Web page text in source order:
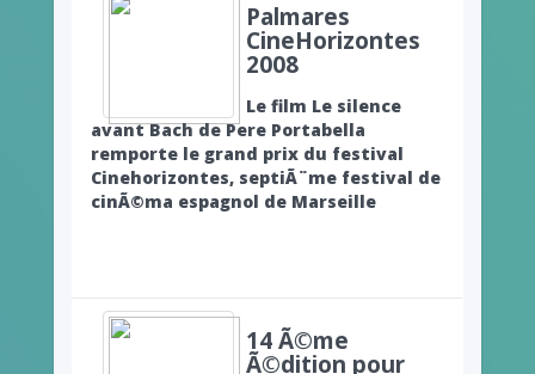
Palmares
CineHorizontes
2008
Le film Le silence
avant Bach de Pere Portabella
remporte le grand prix du festival
Cinehorizontes, septiÃ¨me festival de
cinÃ©ma espagnol de Marseille
14 Ã©me
Ã©dition pour